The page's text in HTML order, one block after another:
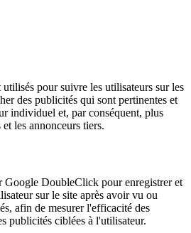
pour suivre les utilisateurs sur les
des publicités qui sont pertinentes et
individuel et, par conséquent, plus
les annonceurs tiers.
Google DoubleClick pour enregistrer et
sur le site après avoir vu ou
afin de mesurer l'efficacité des
publicités ciblées à l'utilisateur.